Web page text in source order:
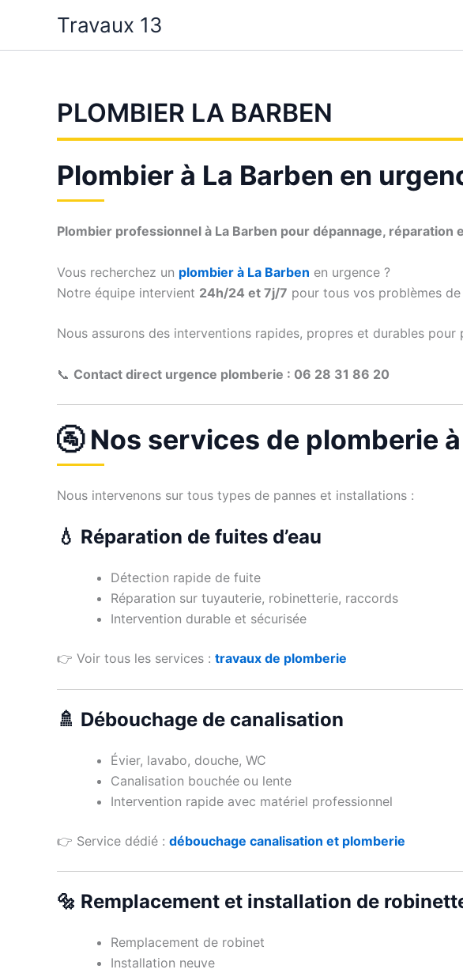
contenu
Travaux 13
PLOMBIER LA BARBEN
Plombier à La Barben en
Plombier professionnel à La Barben pour dépannage, réparation
Vous recherchez un plombier à La Barben en urgence ?
Notre équipe intervient 24h/24 et 7j/7 pour tous vos problèmes
Nous assurons des interventions rapides, propres et durables
📞 Contact direct urgence plomberie : 06 28 31 86 20
🚰 Nos services de plomberie
Nous intervenons sur tous types de pannes et installations :
💧 Réparation de fuites d’eau
Détection rapide de fuite
Réparation sur tuyauterie, robinetterie, raccords
Intervention durable et sécurisée
👉 Voir tous les services : travaux de plomberie
🚿 Débouchage de canalisation
Évier, lavabo, douche, WC
Canalisation bouchée ou lente
Intervention rapide avec matériel professionnel
👉 Service dédié : débouchage canalisation et plomberie
🔩 Remplacement et installation de
Remplacement de robinet
Installation neuve